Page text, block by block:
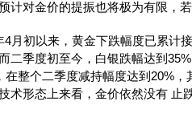
计对金价的提振也将极为有限，
4月初以来，黄金下跌幅度已累计
二季度初至今， 白银跌幅达到 35%
在整个二季度减持幅度达到 20%
术形态上来看，金价依然没有 止